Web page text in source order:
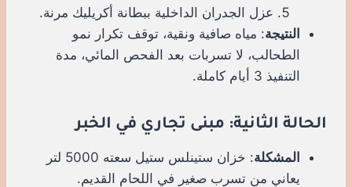
عزل الجدران الداخلية ببطانة أكريليك مرنة.
النتيجة: مياه صافية ونقية، توقف تكرار نمو
الطحالب، لا تسربات بعد الفحص المائي، مدة
التنفيذ 3 أيام كاملة.
الحالة الثانية: مبنى تجاري في الخبر
المشكلة
: خزان ستينلس ستيل سعته 5000 لتر
يعاني من تسرب صغير في اللحام القديم.